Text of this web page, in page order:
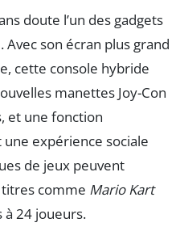
doute l’un des gadgets
Avec son écran plus grand
cette console hybride
manettes Joy-Con
et une fonction
expérience sociale
de jeux peuvent
titres comme Mario Kart
à 24 joueurs.